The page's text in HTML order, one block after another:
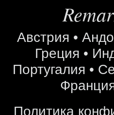
Австрия •
Греция •
Португалия •
Политика